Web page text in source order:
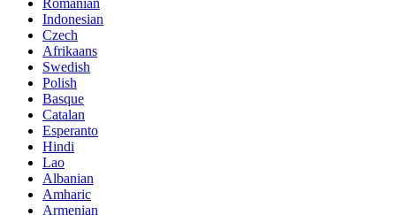
Romanian
Indonesian
Czech
Afrikaans
Swedish
Polish
Basque
Catalan
Esperanto
Hindi
Lao
Albanian
Amharic
Armenian